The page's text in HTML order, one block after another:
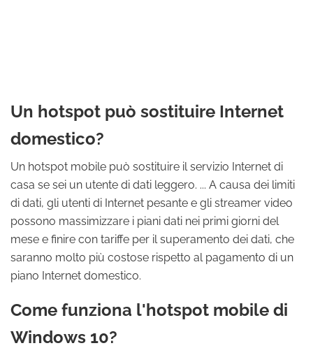
Un hotspot può sostituire Internet
domestico?
Un hotspot mobile può sostituire il servizio Internet di
casa se sei un utente di dati leggero. ... A causa dei limiti
di dati, gli utenti di Internet pesante e gli streamer video
possono massimizzare i piani dati nei primi giorni del
mese e finire con tariffe per il superamento dei dati, che
saranno molto più costose rispetto al pagamento di un
piano Internet domestico.
Come funziona l'hotspot mobile di
Windows 10?